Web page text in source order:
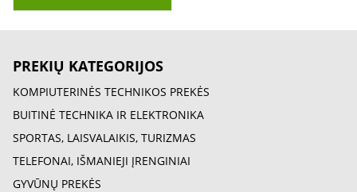
PREKIŲ KATEGORIJOS
KOMPIUTERINĖS TECHNIKOS PREKĖS
BUITINĖ TECHNIKA IR ELEKTRONIKA
SPORTAS, LAISVALAIKIS, TURIZMAS
TELEFONAI, IŠMANIEJI ĮRENGINIAI
GYVŪNŲ PREKĖS